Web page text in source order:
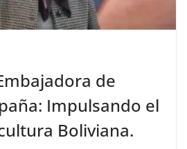
de
Impulsando el
Boliviana.